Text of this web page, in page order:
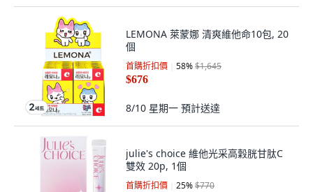
LEMONA 萊蒙娜 清爽維他命10包, 20
個
首購折扣價 58%$1,645
$676
8/10 星期一 預計送達
julie's choice 維他光采高穀胱甘肽C
雙效 20p, 1個
首購折扣價 25%$770